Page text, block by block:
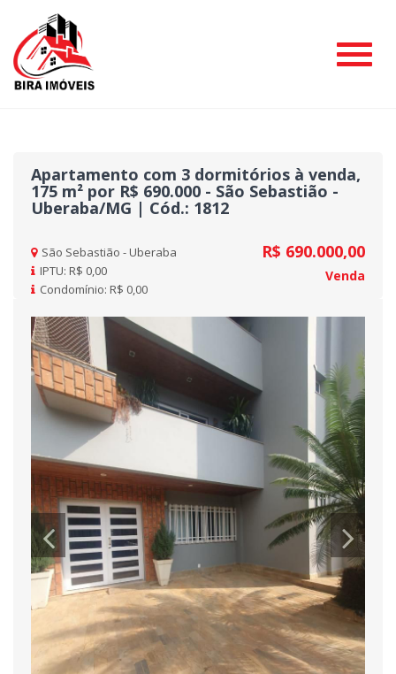
#
Apartamento com 3 dormitórios à venda,
175 m² por R$ 690.000 - São Sebastião -
Uberaba/MG | Cód.: 1812
São Sebastião - Uberaba
IPTU: R$ 0,00
Condomínio: R$ 0,00
R$ 690.000,00
Venda
Previous